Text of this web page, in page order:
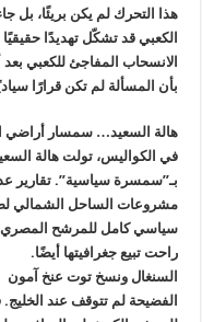
هذا التحرك لم يكن بريئًا، بل
الكعبي قد تشكّل تهديدًا
الانسحاب المفاجئ للكعبي
بأن المسألة لم تكن قرارًا
هالة السعيد… سمسار أراضي
في الكواليس، تولت هالة
بـ”سمسرة سياسية”. تقارير
مشروعات الساحل الشمالي
سياسي كامل للمرشح المصري.
راحت تبيع جغرافيتها أيضًا.
السنغال ونسخ توت عنخ آمون
الفضيحة لم تتوقف عند